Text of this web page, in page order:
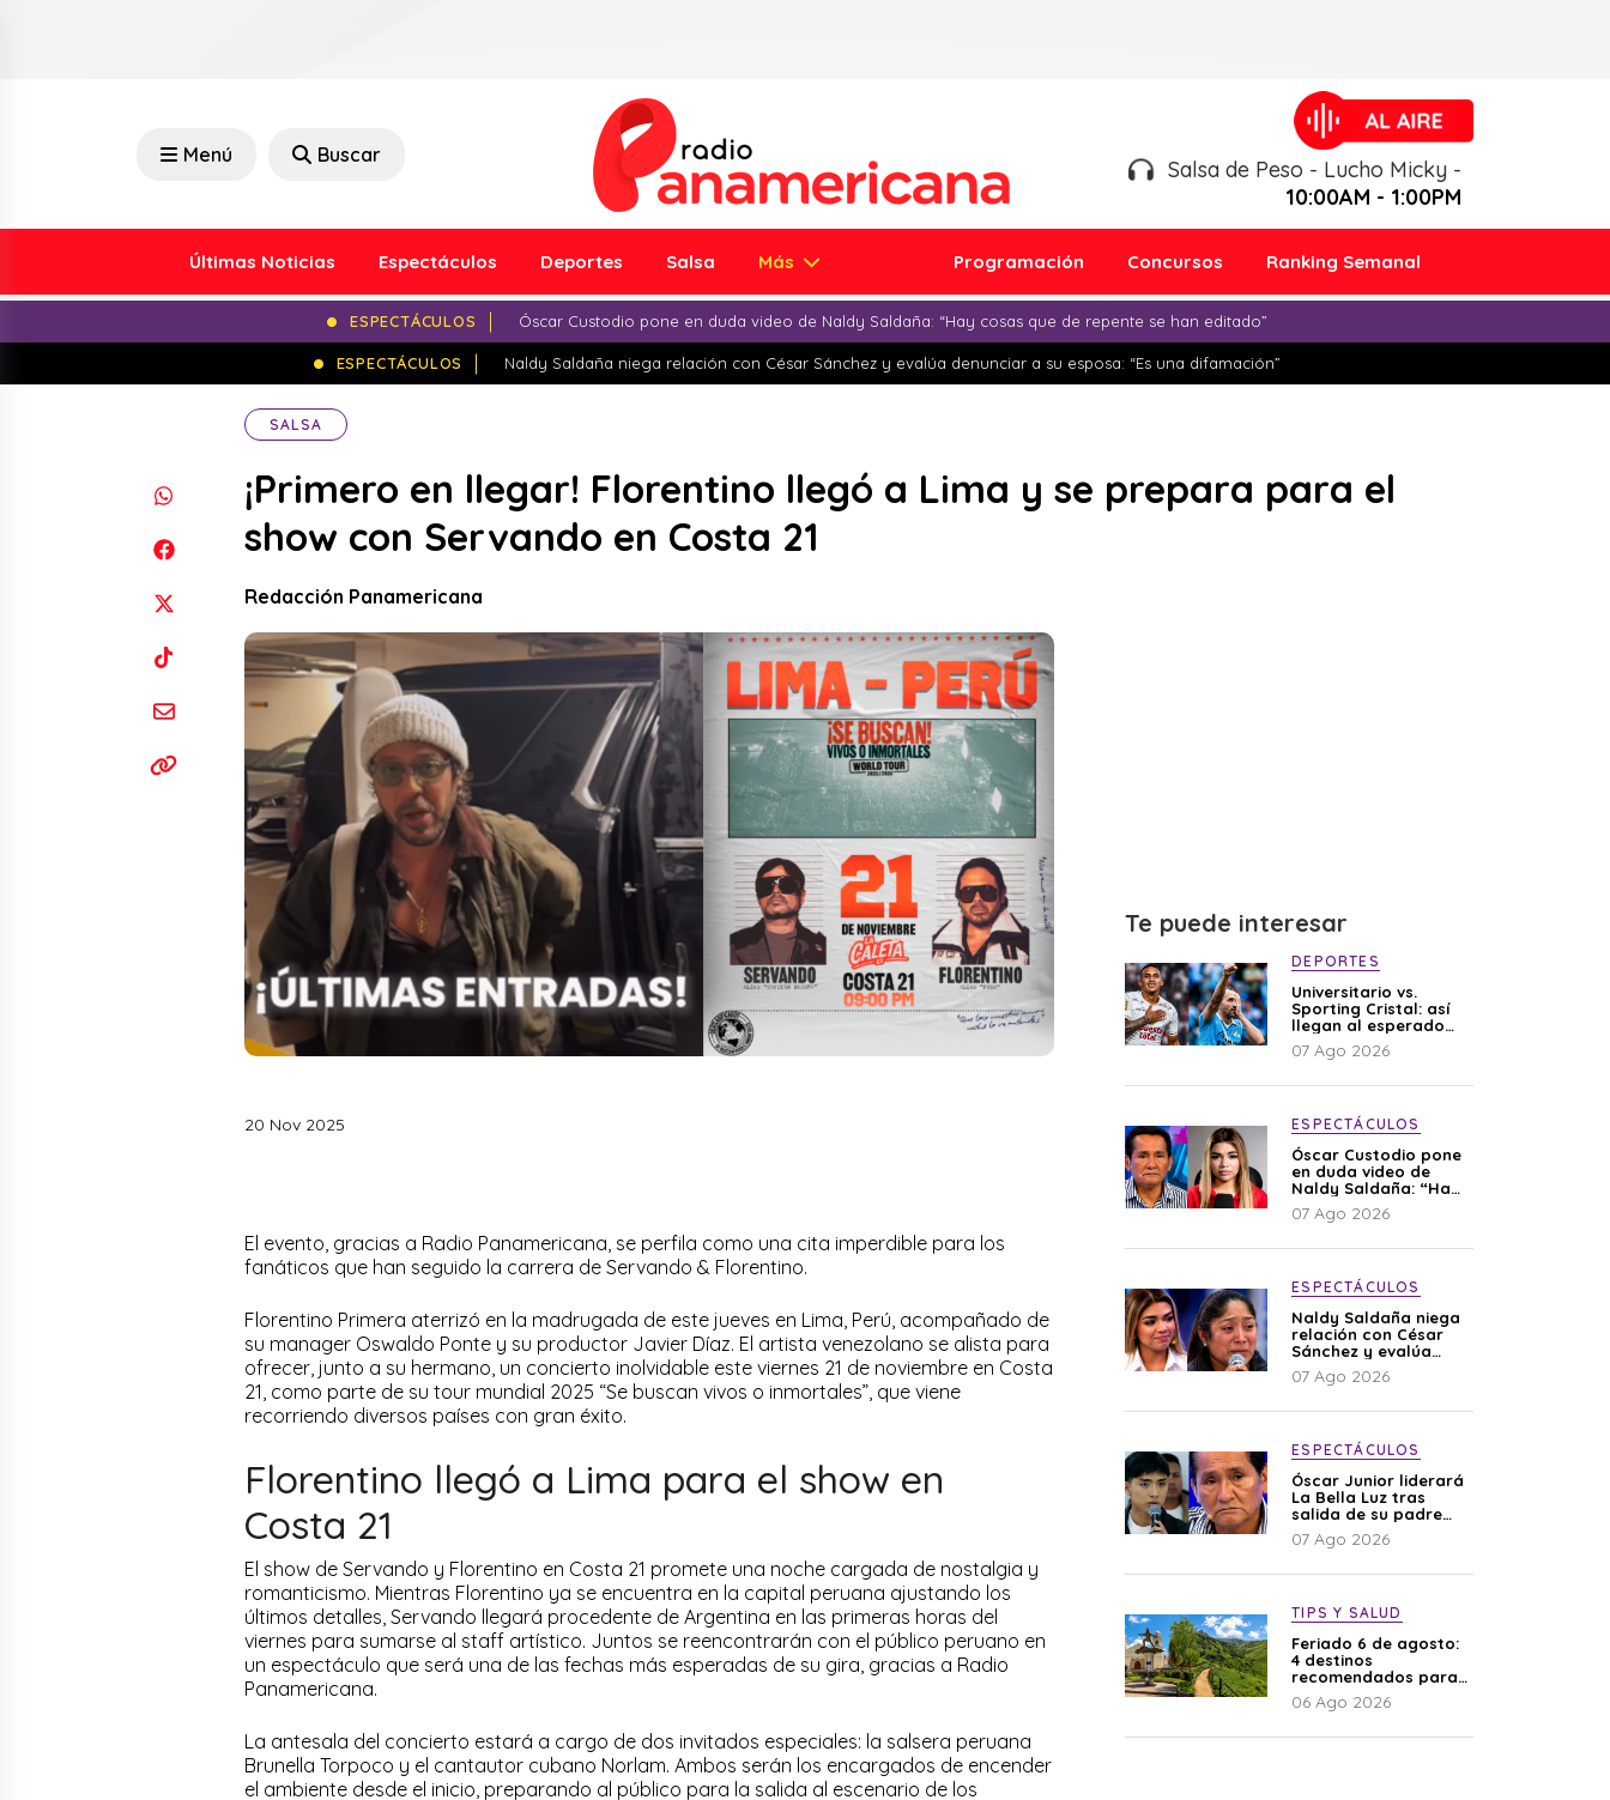
Menú Buscar
Salsa de Peso - Lucho Micky -
10:00AM - 1:00PM
Últimas Noticias Espectáculos Deportes Salsa Más Programación Concursos Ranking Semanal
ESPECTÁCULOS Óscar Custodio pone en duda video de Naldy Saldaña: “Hay cosas que de repente se han editado”
ESPECTÁCULOS Naldy Saldaña niega relación con César Sánchez y evalúa denunciar a su esposa: “Es una difamación”
SALSA
¡Primero en llegar! Florentino llegó a Lima y se prepara para el
show con Servando en Costa 21
Redacción Panamericana
20 Nov 2025
El evento, gracias a Radio Panamericana, se perfila como una cita imperdible para los
fanáticos que han seguido la carrera de Servando & Florentino.
Florentino Primera aterrizó en la madrugada de este jueves en Lima, Perú, acompañado de
su manager Oswaldo Ponte y su productor Javier Díaz. El artista venezolano se alista para
ofrecer, junto a su hermano, un concierto inolvidable este viernes 21 de noviembre en Costa
21, como parte de su tour mundial 2025 “Se buscan vivos o inmortales”, que viene
recorriendo diversos países con gran éxito.
Florentino llegó a Lima para el show en
Costa 21
El show de Servando y Florentino en Costa 21 promete una noche cargada de nostalgia y
romanticismo. Mientras Florentino ya se encuentra en la capital peruana ajustando los
últimos detalles, Servando llegará procedente de Argentina en las primeras horas del
viernes para sumarse al staff artístico. Juntos se reencontrarán con el público peruano en
un espectáculo que será una de las fechas más esperadas de su gira, gracias a Radio
Panamericana.
La antesala del concierto estará a cargo de dos invitados especiales: la salsera peruana
Brunella Torpoco y el cantautor cubano Norlam. Ambos serán los encargados de encender
el ambiente desde el inicio, preparando al público para la salida al escenario de los
Te puede interesar
DEPORTES
Universitario vs.
Sporting Cristal: así
llegan al esperado
duelo
07 Ago 2026
ESPECTÁCULOS
Óscar Custodio pone
en duda video de
Naldy Saldaña: “Hay
cosas que de repente
se han editado”
07 Ago 2026
ESPECTÁCULOS
Naldy Saldaña niega
relación con César
Sánchez y evalúa
denunciar a su
esposa: “Es una
07 Ago 2026
ESPECTÁCULOS
Óscar Junior liderará
La Bella Luz tras
salida de su padre
por polémica con
Naldy Saldaña
07 Ago 2026
TIPS Y SALUD
Feriado 6 de agosto:
4 destinos
recomendados para
disfrutar el descanso
06 Ago 2026